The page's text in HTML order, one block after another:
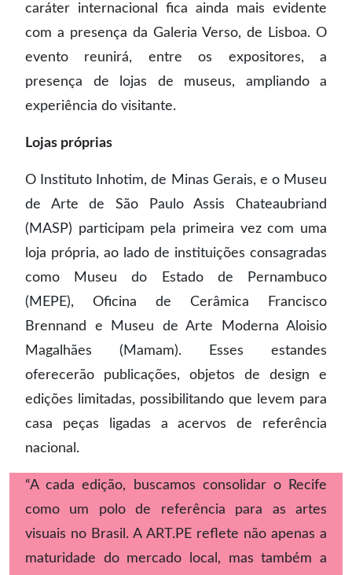
caráter internacional fica ainda mais evidente
com a presença da Galeria Verso, de Lisboa. O
evento reunirá, entre os expositores, a
presença de lojas de museus, ampliando a
experiência do visitante.
Lojas próprias
O Instituto Inhotim, de Minas Gerais, e o Museu
de Arte de São Paulo Assis Chateaubriand
(MASP) participam pela primeira vez com uma
loja própria, ao lado de instituições consagradas
como Museu do Estado de Pernambuco
(MEPE), Oficina de Cerâmica Francisco
Brennand e Museu de Arte Moderna Aloisio
Magalhães (Mamam). Esses estandes
oferecerão publicações, objetos de design e
edições limitadas, possibilitando que levem para
casa peças ligadas a acervos de referência
nacional.
“A cada edição, buscamos consolidar o Recife
como um polo de referência para as artes
visuais no Brasil. A ART.PE reflete não apenas a
maturidade do mercado local, mas também a